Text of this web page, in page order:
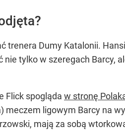
trenera Dumy Katalonii.
tylko w szeregach Barcy,
Flick spogląda w stronę
meczem ligowym Barcy na
mają za sobą